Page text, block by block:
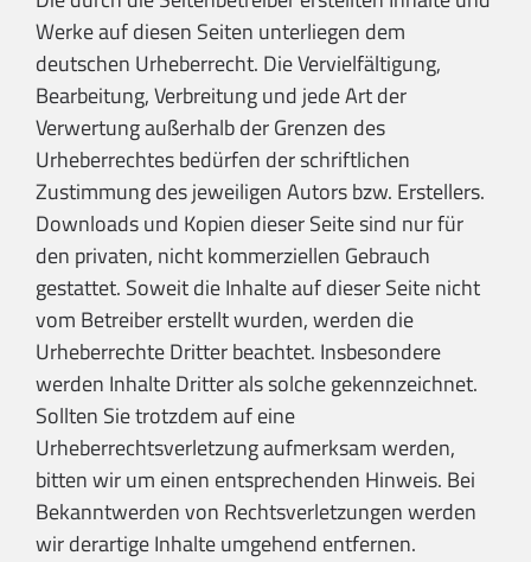
Werke auf diesen Seiten unterliegen dem
deutschen Urheberrecht. Die Vervielfältigung,
Bearbeitung, Verbreitung und jede Art der
Verwertung außerhalb der Grenzen des
Urheberrechtes bedürfen der schriftlichen
Zustimmung des jeweiligen Autors bzw. Erstellers.
Downloads und Kopien dieser Seite sind nur für
den privaten, nicht kommerziellen Gebrauch
gestattet. Soweit die Inhalte auf dieser Seite nicht
vom Betreiber erstellt wurden, werden die
Urheberrechte Dritter beachtet. Insbesondere
werden Inhalte Dritter als solche gekennzeichnet.
Sollten Sie trotzdem auf eine
Urheberrechtsverletzung aufmerksam werden,
bitten wir um einen entsprechenden Hinweis. Bei
Bekanntwerden von Rechtsverletzungen werden
wir derartige Inhalte umgehend entfernen.